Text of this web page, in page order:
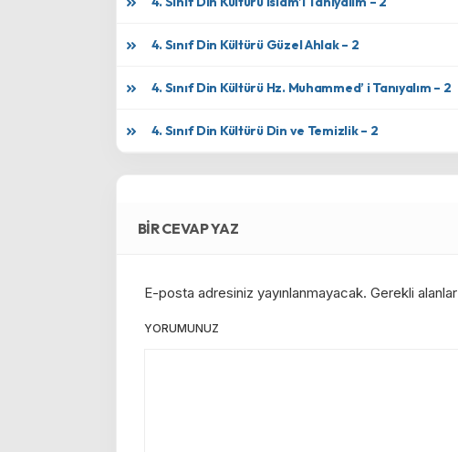
4. Sınıf Din Kültürü Güzel Ahlak – 2
4. Sınıf Din Kültürü Hz. Muhammed’ i Tanıyalım – 2
4. Sınıf Din Kültürü Din ve Temizlik – 2
BIR CEVAP YAZ
E-posta adresiniz yayınlanmayacak. Gerekli alanlar
YORUMUNUZ